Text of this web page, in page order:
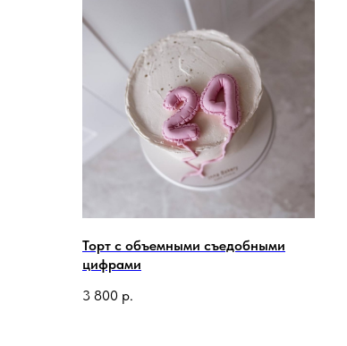
Торт с объемными съедобными
цифрами
3 800 р.